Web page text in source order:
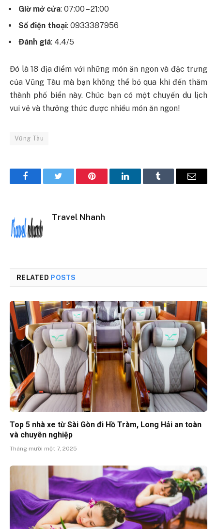
Giờ mở cửa: 07:00 – 21:00
Số điện thoại: 0933387956
Đánh giá: 4.4/5
Đó là 18 địa điểm với những món ăn ngon và đặc trưng
của Vũng Tàu mà bạn không thể bỏ qua khi đến thăm
thành phố biển này. Chúc bạn có một chuyến du lịch
vui vẻ và thưởng thức được nhiều món ăn ngon!
Vũng Tàu
FacebookTwitter Pinterest LinkedInTumblr Email
Travel Nhanh
RELATED POSTS
Top 5 nhà xe từ Sài Gòn đi Hồ Tràm, Long Hải an toàn
và chuyên nghiệp
Tháng mười một 7, 2025